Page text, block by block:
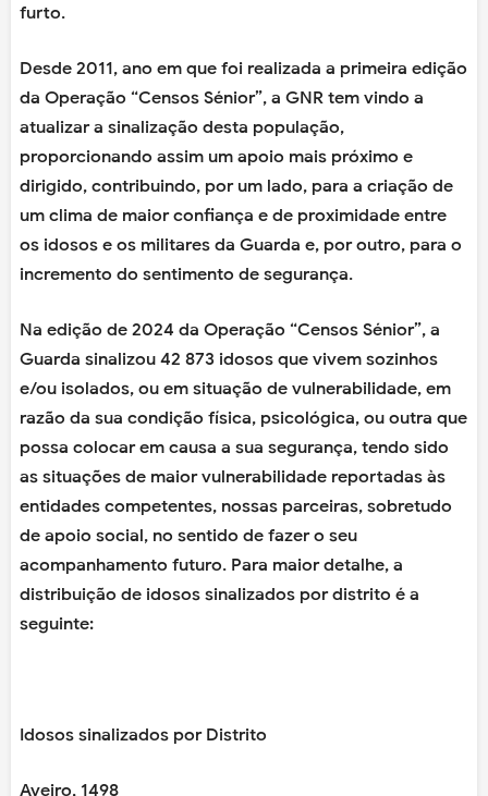
furto.
Desde 2011, ano em que foi realizada a primeira edição
da Operação “Censos Sénior”, a GNR tem vindo a
atualizar a sinalização desta população,
proporcionando assim um apoio mais próximo e
dirigido, contribuindo, por um lado, para a criação de
um clima de maior confiança e de proximidade entre
os idosos e os militares da Guarda e, por outro, para o
incremento do sentimento de segurança.
Na edição de 2024 da Operação “Censos Sénior”, a
Guarda sinalizou 42 873 idosos que vivem sozinhos
e/ou isolados, ou em situação de vulnerabilidade, em
razão da sua condição física, psicológica, ou outra que
possa colocar em causa a sua segurança, tendo sido
as situações de maior vulnerabilidade reportadas às
entidades competentes, nossas parceiras, sobretudo
de apoio social, no sentido de fazer o seu
acompanhamento futuro. Para maior detalhe, a
distribuição de idosos sinalizados por distrito é a
seguinte:
Idosos sinalizados por Distrito
Aveiro, 1498